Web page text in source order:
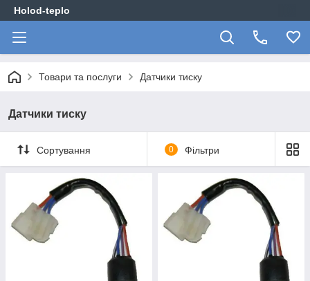
Holod-teplo
Товари та послуги Датчики тиску
Датчики тиску
Сортування 0 Фільтри